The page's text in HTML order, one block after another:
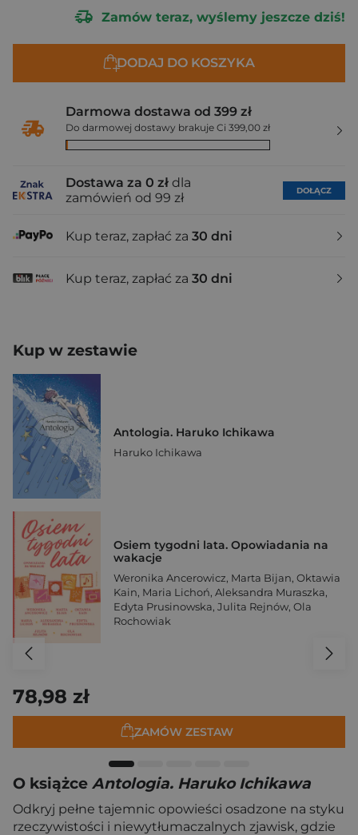
Zamów teraz, wyślemy jeszcze dziś!
DODAJ DO KOSZYKA
Darmowa dostawa od 399 zł
Do darmowej dostawy brakuje Ci 399,00 zł
Dostawa za 0 zł dla
zamówień od 99 zł
DOŁĄCZ
Kup teraz, zapłać za 30 dni
Kup teraz, zapłać za 30 dni
Kup w zestawie
Antologia. Haruko Ichikawa
Haruko Ichikawa
Osiem tygodni lata. Opowiadania na
wakacje
Weronika Ancerowicz, Marta Bijan, Oktawia
Kain, Maria Lichoń, Aleksandra Muraszka,
Edyta Prusinowska, Julita Rejnów, Ola
Rochowiak
78,98 zł
ZAMÓW ZESTAW
O książce Antologia. Haruko Ichikawa
Odkryj pełne tajemnic opowieści osadzone na styku
rzeczywistości i niewytłumaczalnych zjawisk, gdzie